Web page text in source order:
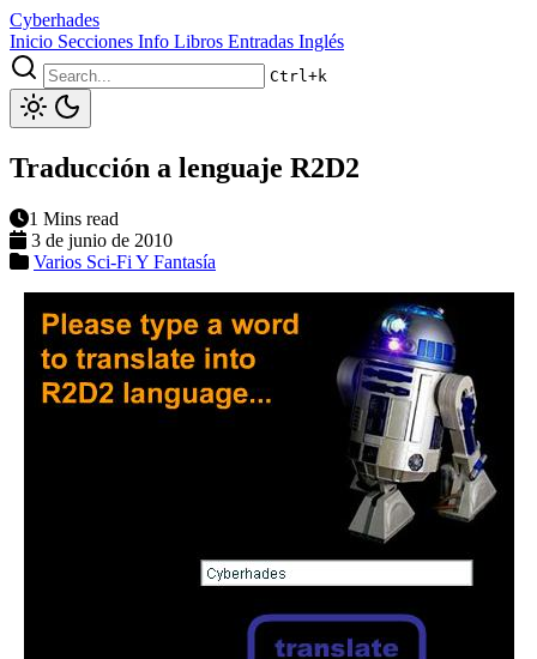
Cyberhades
Inicio Secciones Info Libros Entradas Inglés
Ctrl+k
Traducción a lenguaje R2D2
1 Mins read
3 de junio de 2010
Varios Sci-Fi Y Fantasía